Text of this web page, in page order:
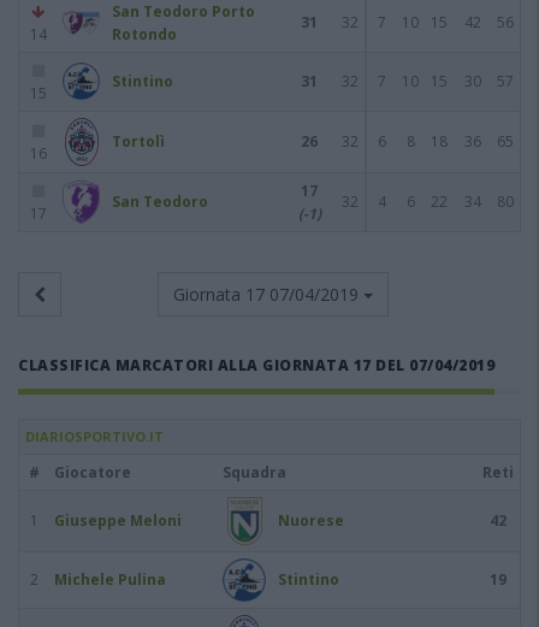
14
San Teodoro Porto
Rotondo
31 32 7 10 15 42 56
15
Stintino 31 32 7 10 15 30 57
16
Tortolì 26 32 6 8 18 36 65
17
San Teodoro
17
(-1)
32 4 6 22 34 80
Giornata 17 07/04/2019
CLASSIFICA MARCATORI ALLA GIORNATA 17 DEL 07/04/2019
DIARIOSPORTIVO.IT
# Giocatore Squadra Reti
1 Giuseppe Meloni Nuorese 42
2 Michele Pulina Stintino 19